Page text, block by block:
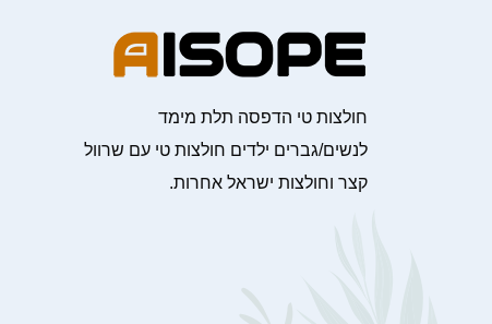
חולצות טי הדפסה תלת מימד
לנשים/גברים ילדים חולצות טי עם שרוול
קצר וחולצות ישראל אחרות.